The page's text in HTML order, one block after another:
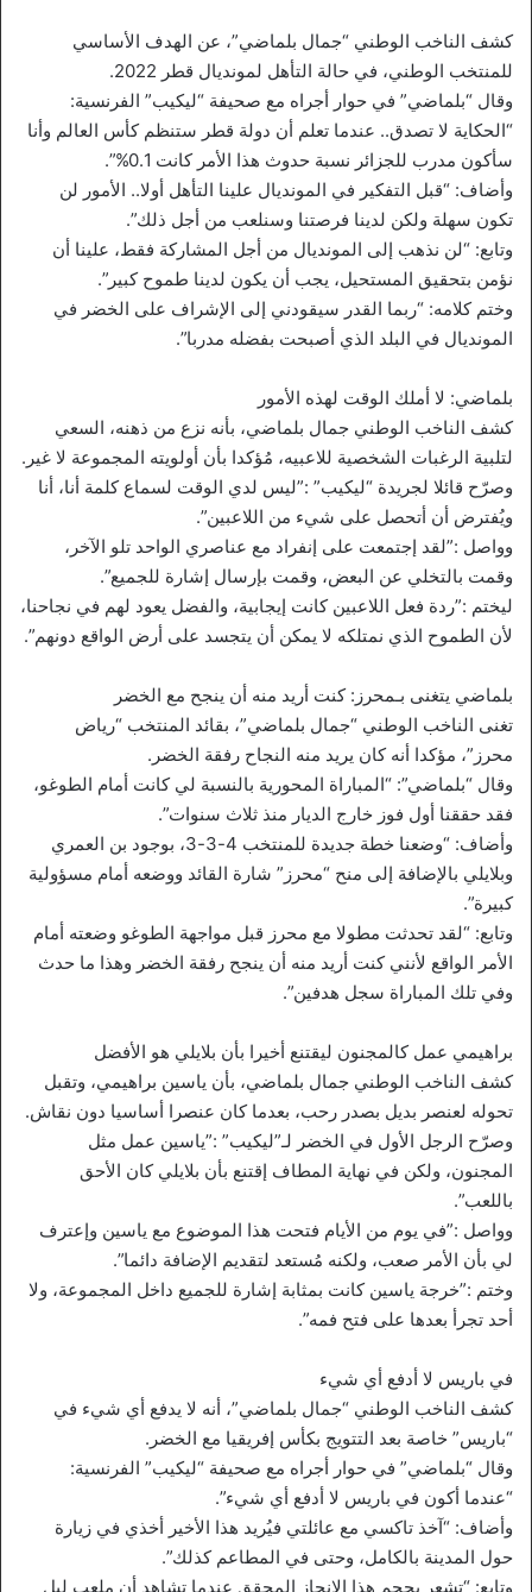
كشف الناخب الوطني “جمال بلماضي”، عن الهدف الأساسي
للمنتخب الوطني، في حالة التأهل لمونديال قطر 2022.
وقال “بلماضي” في حوار أجراه مع صحيفة “ليكيب” الفرنسية:
“الحكاية لا تصدق.. عندما تعلم أن دولة قطر ستنظم كأس العالم وأنا
سأكون مدرب للجزائر نسبة حدوث هذا الأمر كانت 0.1%”.
وأضاف: “قبل التفكير في المونديال علينا التأهل أولا.. الأمور لن
تكون سهلة ولكن لدينا فرصتنا وسنلعب من أجل ذلك”.
وتابع: “لن نذهب إلى المونديال من أجل المشاركة فقط، علينا أن
نؤمن بتحقيق المستحيل، يجب أن يكون لدينا طموح كبير”.
وختم كلامه: “ربما القدر سيقودني إلى الإشراف على الخضر في
المونديال في البلد الذي أصبحت بفضله مدربا”.
بلماضي: لا أملك الوقت لهذه الأمور
كشف الناخب الوطني جمال بلماضي، بأنه نزع من ذهنه، السعي
لتلبية الرغبات الشخصية للاعبيه، مُؤكدا بأن أولويته المجموعة لا غير.
وصرّح قائلا لجريدة “ليكيب” :”ليس لدي الوقت لسماع كلمة أنا، أنا
ويُفترض أن أتحصل على شيء من اللاعبين”.
وواصل :”لقد إجتمعت على إنفراد مع عناصري الواحد تلو الآخر،
وقمت بالتخلي عن البعض، وقمت بإرسال إشارة للجميع”.
ليختم :”ردة فعل اللاعبين كانت إيجابية، والفضل يعود لهم في نجاحنا،
لأن الطموح الذي نمتلكه لا يمكن أن يتجسد على أرض الواقع دونهم”.
بلماضي يتغنى بـمحرز: كنت أريد منه أن ينجح مع الخضر
تغنى الناخب الوطني “جمال بلماضي”، بقائد المنتخب “رياض
محرز”، مؤكدا أنه كان يريد منه النجاح رفقة الخضر.
وقال “بلماضي”: “المباراة المحورية بالنسبة لي كانت أمام الطوغو،
فقد حققنا أول فوز خارج الديار منذ ثلاث سنوات”.
وأضاف: “وضعنا خطة جديدة للمنتخب 4-3-3، بوجود بن العمري
وبلايلي بالإضافة إلى منح “محرز” شارة القائد ووضعه أمام مسؤولية
كبيرة”.
وتابع: “لقد تحدثت مطولا مع محرز قبل مواجهة الطوغو وضعته أمام
الأمر الواقع لأنني كنت أريد منه أن ينجح رفقة الخضر وهذا ما حدث
وفي تلك المباراة سجل هدفين”.
براهيمي عمل كالمجنون ليقتنع أخيرا بأن بلايلي هو الأفضل
كشف الناخب الوطني جمال بلماضي، بأن ياسين براهيمي، وتقبل
تحوله لعنصر بديل بصدر رحب، بعدما كان عنصرا أساسيا دون نقاش.
وصرّح الرجل الأول في الخضر لـ”ليكيب” :”ياسين عمل مثل
المجنون، ولكن في نهاية المطاف إقتنع بأن بلايلي كان الأحق
باللعب”.
وواصل :”في يوم من الأيام فتحت هذا الموضوع مع ياسين وإعترف
لي بأن الأمر صعب، ولكنه مُستعد لتقديم الإضافة دائما”.
وختم :”خرجة ياسين كانت بمثابة إشارة للجميع داخل المجموعة، ولا
أحد تجرأ بعدها على فتح فمه”.
في باريس لا أدفع أي شيء
كشف الناخب الوطني “جمال بلماضي”، أنه لا يدفع أي شيء في
“باريس” خاصة بعد التتويج بكأس إفريقيا مع الخضر.
وقال “بلماضي” في حوار أجراه مع صحيفة “ليكيب” الفرنسية:
“عندما أكون في باريس لا أدفع أي شيء”.
وأضاف: “آخذ تاكسي مع عائلتي فيُريد هذا الأخير أخذي في زيارة
حول المدينة بالكامل، وحتى في المطاعم كذلك”.
وتابع: “تشعر بحجم هذا الإنجاز المحقق عندما تشاهد أن ملعب ليل